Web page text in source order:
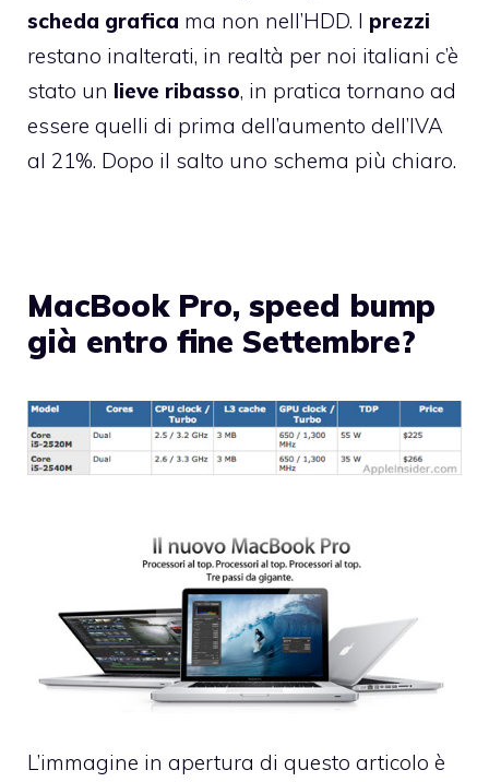
scheda grafica ma non nell’HDD. I prezzi
restano inalterati, in realtà per noi italiani c’è
stato un lieve ribasso, in pratica tornano ad
essere quelli di prima dell’aumento dell’IVA
al 21%. Dopo il salto uno schema più chiaro.
MacBook Pro, speed bump
già entro fine Settembre?
L’immagine in apertura di questo articolo è